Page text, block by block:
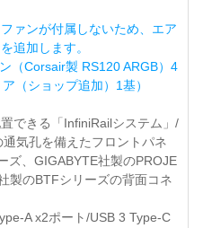
ァンが付属しないため、エア
追加します。
（Corsair製 RS120 ARGB）4
（ショップ追加）1基）
できる「InfiniRailシステム」/
気孔を備えたフロントパネ
ズ、GIGABYTE社製のPROJE
製のBTFシリーズの背面コネ
A x2ポート/USB 3 Type-C